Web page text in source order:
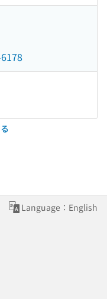
Language：English